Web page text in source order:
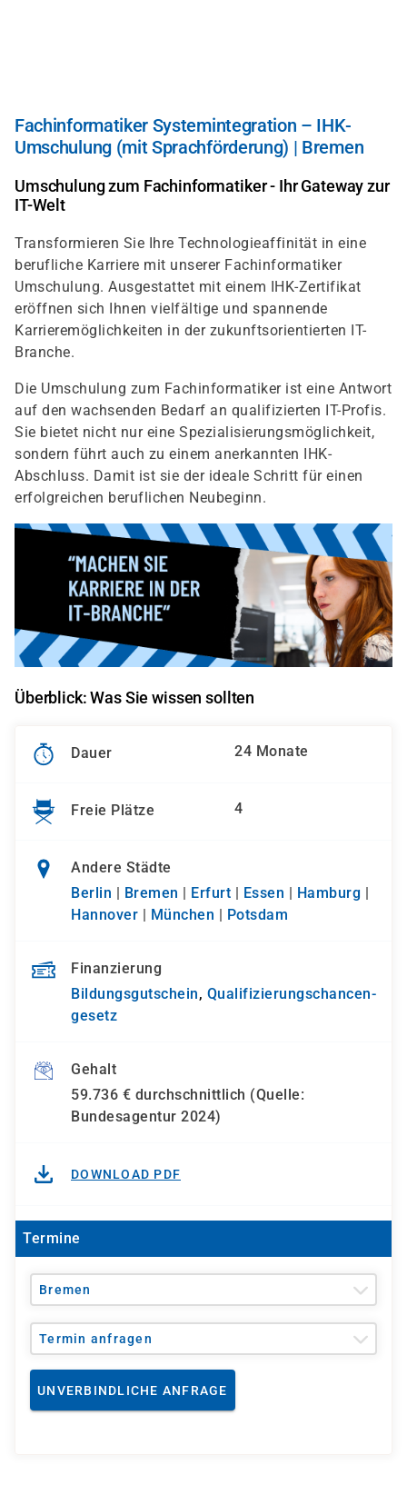
Fachinformatiker Systemintegration – IHK-
Umschulung (mit Sprachförderung) | Bremen
Umschulung zum Fachinformatiker - Ihr Gateway zur
IT-Welt
Transformieren Sie Ihre Technologieaffinität in eine
berufliche Karriere mit unserer Fachinformatiker
Umschulung. Ausgestattet mit einem IHK-Zertifikat
eröffnen sich Ihnen vielfältige und spannende
Karrieremöglichkeiten in der zukunftsorientierten IT-
Branche.
Die Umschulung zum Fachinformatiker ist eine Antwort
auf den wachsenden Bedarf an qualifizierten IT-Profis.
Sie bietet nicht nur eine Spezialisierungsmöglichkeit,
sondern führt auch zu einem anerkannten IHK-
Abschluss. Damit ist sie der ideale Schritt für einen
erfolgreichen beruflichen Neubeginn.
Überblick: Was Sie wissen sollten
Dauer 24 Monate
Freie Plätze 4
Andere Städte
Berlin
Bremen Erfurt Essen Hamburg
Hannover
München Potsdam
Finanzierung
Bildungsgutschein, Qualifizierungs­chancen­
gesetz
Gehalt
59.736 € durchschnittlich (Quelle:
Bundesagentur 2024)
DOWNLOAD PDF
Termine
Bremen
Termin anfragen
UNVERBINDLICHE ANFRAGE